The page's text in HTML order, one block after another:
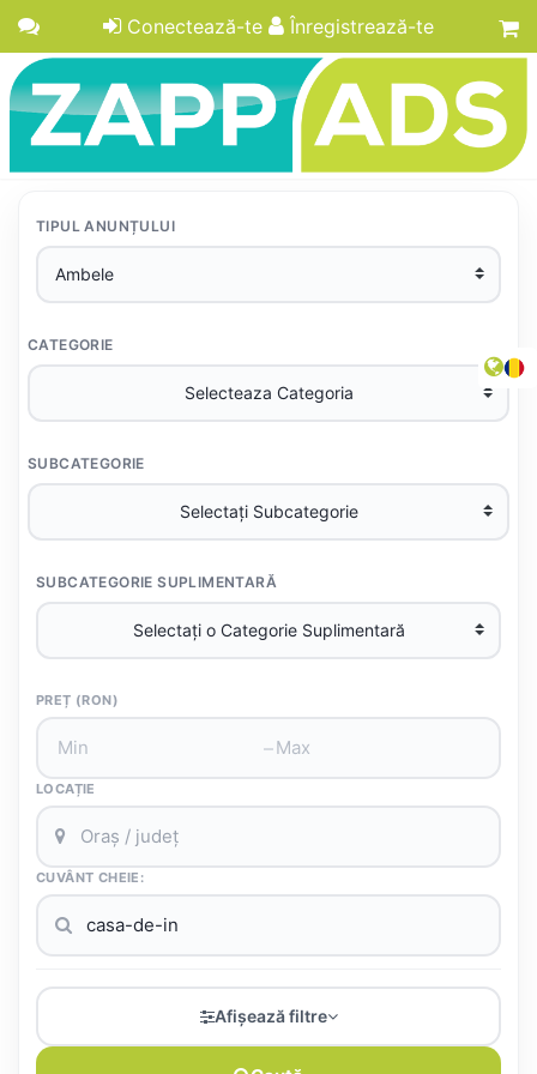
Conectează-te Înregistrează-te
TIPUL ANUNȚULUI
CATEGORIE
SUBCATEGORIE
SUBCATEGORIE SUPLIMENTARĂ
PREȚ (RON)
–
LOCAȚIE
CUVÂNT CHEIE:
Afișează filtre